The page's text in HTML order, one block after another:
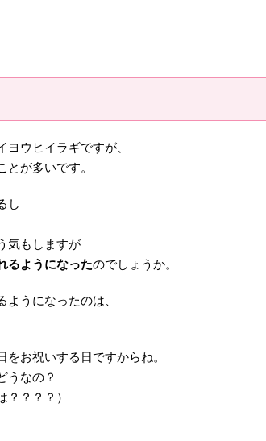
ウヒイラギですが、
が多いです。
し
気もしますが
るようになったのでしょうか。
うになったのは、
をお祝いする日ですからね。
うなの？
？？？）